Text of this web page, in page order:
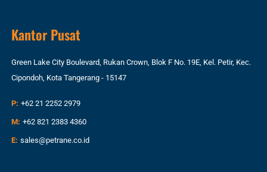
Kantor Pusat
Green Lake City Boulevard, Rukan Crown, Blok F No. 19E, Kel. Petir, Kec.
Cipondoh, Kota Tangerang - 15147
P: +62 21 2252 2979
M: +62 821 2383 4360
E: sales@petrane.co.id